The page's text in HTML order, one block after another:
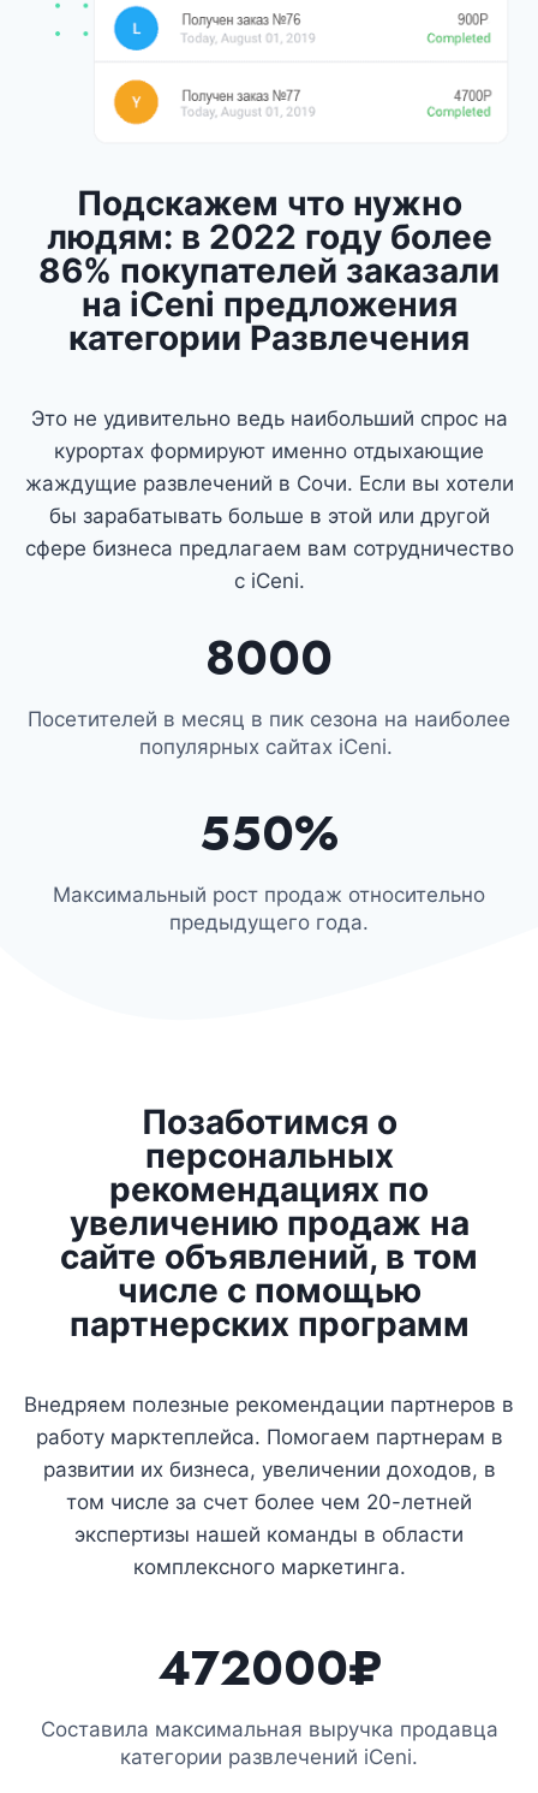
Подскажем что нужно
людям: в 2022 году более
86% покупателей заказали
на iCeni предложения
категории Развлечения
Это не удивительно ведь наибольший спрос на
курортах формируют именно отдыхающие
жаждущие развлечений в Сочи. Если вы хотели
бы зарабатывать больше в этой или другой
сфере бизнеса предлагаем вам сотрудничество
с iCeni.
8000​
Посетителей в месяц в пик сезона на наиболее
популярных сайтах iCeni. ​
550%​
Максимальный рост продаж относительно
предыдущего года.​
Позаботимся о
персональных
рекомендациях по
увеличению продаж на
сайте объявлений, в том
числе с помощью
партнерских программ
Внедряем полезные рекомендации партнеров в
работу марктеплейса. Помогаем партнерам в
развитии их бизнеса, увеличении доходов, в
том числе за счет более чем 20-летней
экспертизы нашей команды в области
комплексного маркетинга.
472000₽
Составила максимальная выручка продавца
категории развлечений iCeni.